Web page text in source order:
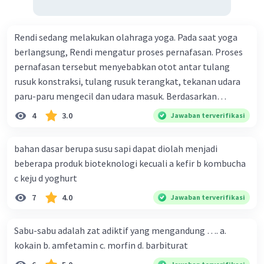
Rendi sedang melakukan olahraga yoga. Pada saat yoga
berlangsung, Rendi mengatur proses pernafasan. Proses
pernafasan tersebut menyebabkan otot antar tulang
rusuk konstraksi, tulang rusuk terangkat, tekanan udara
paru-paru mengecil dan udara masuk. Berdasarkan
informasi tersebut, dapat disimpulkan bahwa Rendi
sedang melakukan proses pernafasan....
4 3.0 Jawaban terverifikasi
bahan dasar berupa susu sapi dapat diolah menjadi
beberapa produk bioteknologi kecuali a kefir b kombucha
c keju d yoghurt
7 4.0 Jawaban terverifikasi
Sabu-sabu adalah zat adiktif yang mengandung …. a.
kokain b. amfetamin c. morfin d. barbiturat